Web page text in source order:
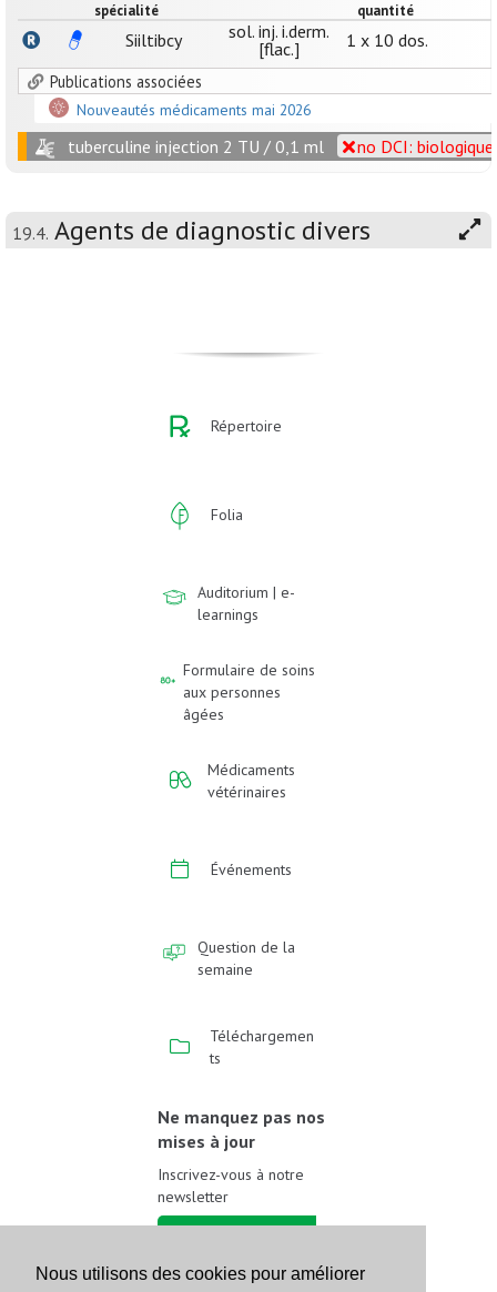
Nous utilisons des cookies pour améliorer
spécialité quantité
Siiltibcy
sol. inj. i.derm.
[flac.]
1 x 10 dos.
Publications associées
Nouveautés médicaments mai 2026
tuberculine injection 2 TU / 0,1 ml no DCI: biologique
19.4. Agents de diagnostic divers
Répertoire
Folia
Auditorium | e-
learnings
Formulaire de soins
aux personnes
âgées
Médicaments
vétérinaires
Événements
Question de la
semaine
Téléchargemen
ts
Ne manquez pas nos
mises à jour
Inscrivez-vous à notre
newsletter